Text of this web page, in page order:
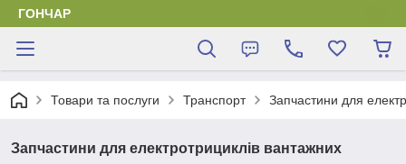
ГОНЧАР
Товари та послуги Транспорт Запчастини для
Запчастини для електротрициклів вантажних